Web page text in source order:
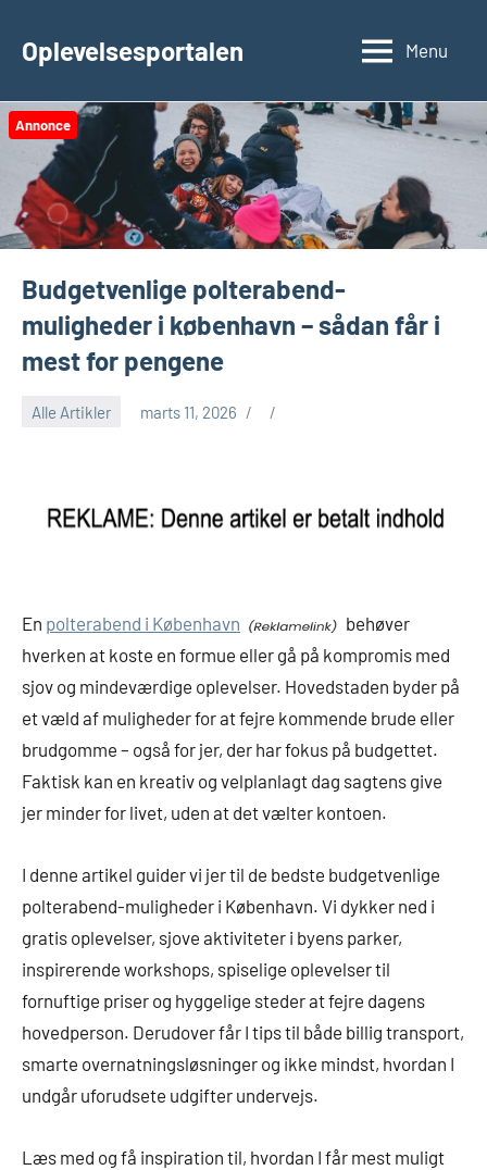
Oplevelsesportalen Menu
Annonce
Budgetvenlige polterabend-
muligheder i københavn – sådan får i
mest for pengene
Alle Artikler marts 11, 2026
En polterabend i København
behøver
hverken at koste en formue eller gå på kompromis med
sjov og mindeværdige oplevelser. Hovedstaden byder på
et væld af muligheder for at fejre kommende brude eller
brudgomme – også for jer, der har fokus på budgettet.
Faktisk kan en kreativ og velplanlagt dag sagtens give
jer minder for livet, uden at det vælter kontoen.
I denne artikel guider vi jer til de bedste budgetvenlige
polterabend-muligheder i København. Vi dykker ned i
gratis oplevelser, sjove aktiviteter i byens parker,
inspirerende workshops, spiselige oplevelser til
fornuftige priser og hyggelige steder at fejre dagens
hovedperson. Derudover får I tips til både billig transport,
smarte overnatningsløsninger og ikke mindst, hvordan I
undgår uforudsete udgifter undervejs.
Læs med og få inspiration til, hvordan I får mest muligt